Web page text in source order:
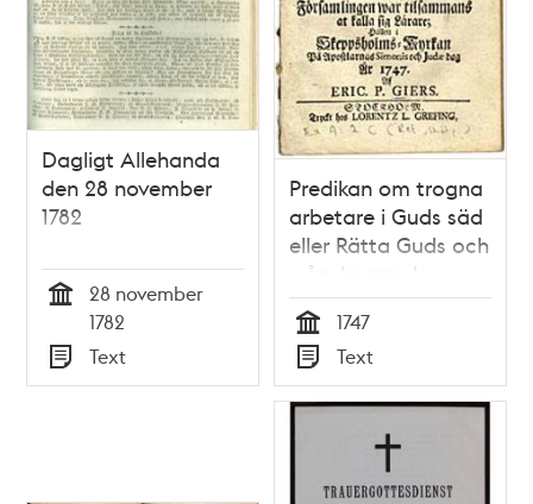
Dagligt Allehanda
den 28 november
1782
28 november
1782
Typ
Text
Predikan om trogna
arbetare i Guds säd
eller Rätta Guds och
wårs herras Jesu
sänningabud wid
tilfället, tå
församlingen war
tilsammans at kalla
sig lärare; hållen i
Skeppsholms-kyrkan
på apostlarnas
Tid
1747
Typ
Text